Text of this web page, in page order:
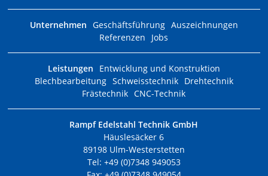
Unternehmen Geschäftsführung Auszeichnungen
Referenzen
Jobs
Leistungen
Entwicklung und Konstruktion
Blechbearbeitung Schweisstechnik Drehtechnik
Frästechnik CNC-Technik
Rampf Edelstahl Technik GmbH
Häuslesäcker 6
89198 Ulm-Westerstetten
Tel: +49 (0)7348 949053